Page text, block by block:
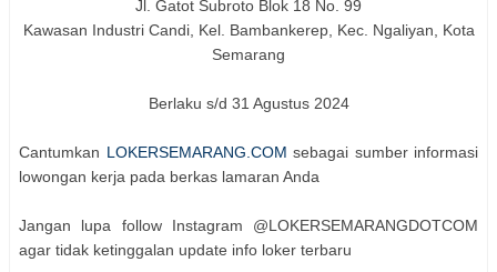
Jl. Gatot Subroto Blok 18 No. 99
Kawasan Industri Candi, Kel. Bambankerep, Kec. Ngaliyan, Kota
Semarang
Berlaku s/d 31 Agustus 2024
Cantumkan LOKERSEMARANG.COM sebagai sumber informasi
lowongan kerja pada berkas lamaran Anda
Jangan lupa follow Instagram @LOKERSEMARANGDOTCOM
agar tidak ketinggalan update info loker terbaru